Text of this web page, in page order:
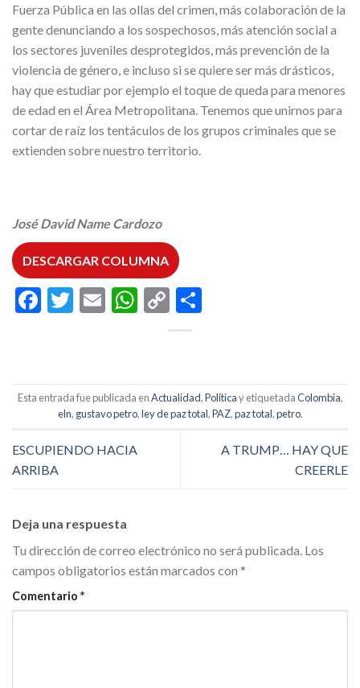
Fuerza Pública en las ollas del crimen, más colaboración de la
gente denunciando a los sospechosos, más atención social a
los sectores juveniles desprotegidos, más prevención de la
violencia de género, e incluso si se quiere ser más drásticos,
hay que estudiar por ejemplo el toque de queda para menores
de edad en el Área Metropolitana. Tenemos que unirnos para
cortar de raíz los tentáculos de los grupos criminales que se
extienden sobre nuestro territorio.
José David Name Cardozo
DESCARGAR COLUMNA
Facebook
Twitter
EmailWhatsApp
Copy
Link
Esta entrada fue publicada enActualidad,Políticay etiquetadaColombia,
eln, gustavo petro,ley de paz total,PAZ,paz total,petro.
ESCUPIENDO HACIA
ARRIBA
A TRUMP… HAY QUE
CREERLE
Deja una respuesta
Tu dirección de correo electrónico no será publicada. Los
campos obligatorios están marcados con *
Comentario *